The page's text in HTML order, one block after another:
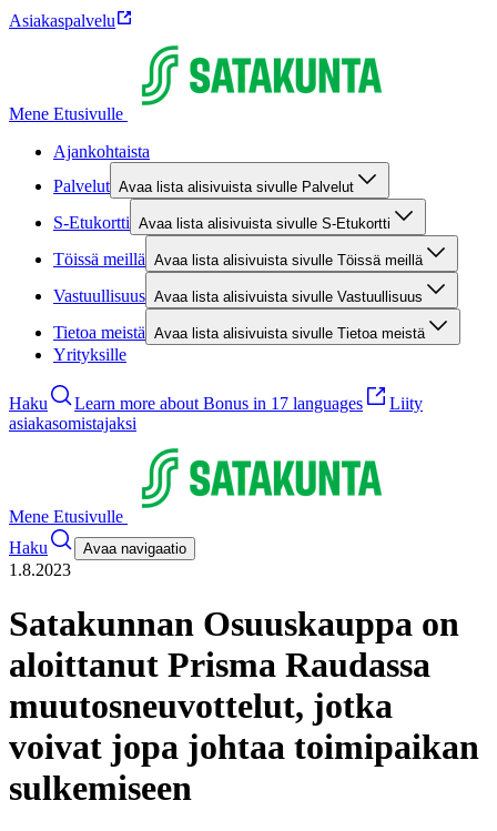
Asiakaspalvelu
Mene Etusivulle
Ajankohtaista
Palvelut Avaa lista alisivuista sivulle Palvelut
S-Etukortti Avaa lista alisivuista sivulle S-Etukortti
Töissä meillä Avaa lista alisivuista sivulle Töissä meillä
Vastuullisuus Avaa lista alisivuista sivulle Vastuullisuus
Tietoa meistä Avaa lista alisivuista sivulle Tietoa meistä
Yrityksille
Haku Learn more about Bonus in 17 languages
Liity
asiakasomistajaksi
Mene Etusivulle
Haku
Avaa navigaatio
1.8.2023
Satakunnan Osuuskauppa on
aloittanut Prisma Raudassa
muutosneuvottelut, jotka
voivat jopa johtaa toimipaikan
sulkemiseen